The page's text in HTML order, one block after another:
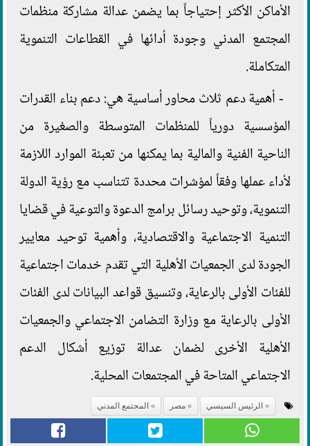
الأماكن الأكثر إحتياجاً بما يضمن عدالة مشاركة منظمات
المجتمع المدني وجودة أدائها في القطاعات التنموية
المتكاملة.
- أهمية دعم ثلاث محاور أساسية هي: دعم بناء القدرات
المؤسسية دورياً للمنظمات المتوسطة والصغيرة من
الناحية الفنية والمالية بما يمكنها من تعبئة الموارد اللازمة
لأداء عملها وفقاً لمؤشرات محددة تتناسب مع رؤية الدولة
التنموية، وتوحيد رسائل برامج الدعوة والتوعية في قضايا
التنمية الاجتماعية والاقتصادية، وأهمية توحيد معايير
الجودة لدى الجمعيات الأهلية التي تقدم خدمات اجتماعية
للفئات الأولى بالرعاية، وتنسيق قواعد البيانات لدى الفئات
الأولى بالرعاية مع وزارة التضامن الاجتماعي والجمعيات
الأهلية الأخرى لضمان عدالة توزيع أشكال الدعم
الاجتماعي المتاحة في المجتمعات المحلية.
الرئيس السيسي مصر المجتمع المدني